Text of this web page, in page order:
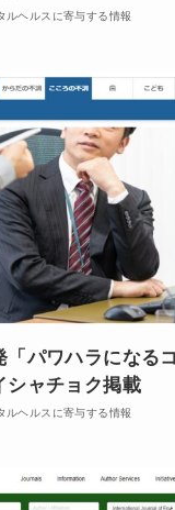
ルヘルスに寄与する情報
「パワハラになる
ャチョク掲載
ルヘルスに寄与する情報